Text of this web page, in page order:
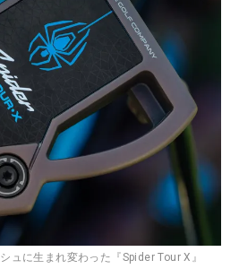
ュに生まれ変わった『Spider Tour X』